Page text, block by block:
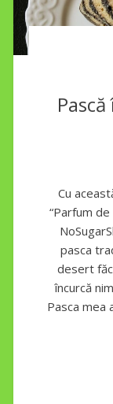
Cu
“Parfum
pasca
desert
încurcă
Pasca mea